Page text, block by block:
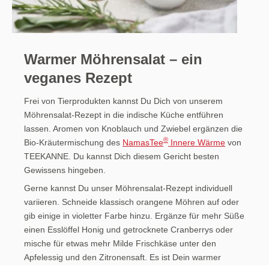
Warmer Möhrensalat – ein
veganes Rezept
Frei von Tierprodukten kannst Du Dich von unserem
Möhrensalat-Rezept in die indische Küche entführen
lassen. Aromen von Knoblauch und Zwiebel ergänzen die
Bio-Kräutermischung des NamasTee® Innere Wärme von
TEEKANNE. Du kannst Dich diesem Gericht besten
Gewissens hingeben.
Gerne kannst Du unser Möhrensalat-Rezept individuell
variieren. Schneide klassisch orangene Möhren auf oder
gib einige in violetter Farbe hinzu. Ergänze für mehr Süße
einen Esslöffel Honig und getrocknete Cranberrys oder
mische für etwas mehr Milde Frischkäse unter den
Apfelessig und den Zitronensaft. Es ist Dein warmer